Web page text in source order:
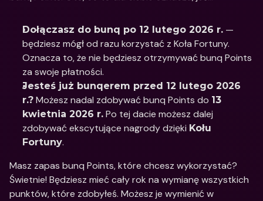
Dołączasz do bunq po 12 lutego 2026 r. —
będziesz mógł od razu korzystać z Koła Fortuny.
Oznacza to, że nie będziesz otrzymywać bunq Points
za swoje płatności.
Jesteś już bunqerem przed 12 lutego 2026
r.? Możesz nadal zdobywać bunq Points do 13
kwietnia 2026 r. Po tej dacie możesz dalej
zdobywać ekscytujące nagrody dzięki Kołu
Fortuny.
Masz zapas bunq Points, które chcesz wykorzystać?
Świetnie! Będziesz mieć cały rok na wymianę wszystkich
punktów, które zdobyłeś. Możesz je wymienić w